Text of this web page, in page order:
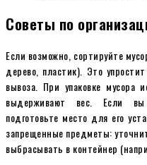
Советы по
Если возможно, сортируйте
дерево, пластик). Это
вывоза. При упаковке мусора
выдерживают вес. Если вы
подготовьте место для его
запрещенные предметы:
выбрасывать в контейнер